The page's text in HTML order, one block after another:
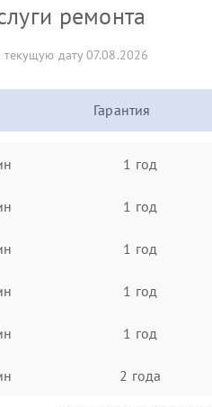
ремонта
дату 07.08.2026
Гарантия
1 год
1 год
1 год
1 год
1 год
2 года